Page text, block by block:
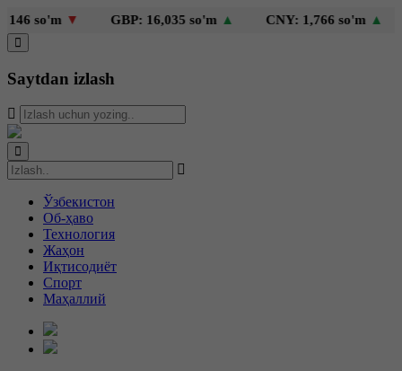
so'm▼ GBP: 16,035 so'm▲ CNY: 1,766 so'm▲
Saytdan izlash
Ўзбекистон
Об-ҳаво
Технология
Жаҳон
Иқтисодиёт
Спорт
Маҳаллий